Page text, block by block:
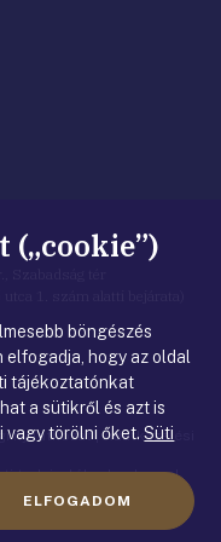
Szabadság tér
1. szám alatti bejárata)
nyilatkozat|Adatkezelési
tudnivalók a honlappal
(„cookie”)
böngészés
elfogadja, hogy az oldal
tájékoztatónkat
a sütikről és azt is
vagy törölni őket.Süti
ELFOGADOM